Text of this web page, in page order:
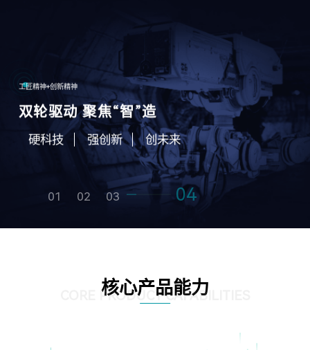
工匠精神+创新精神
双轮驱动 聚焦“智”造
硬科技 强创新 创未来
01 02 03 04
核心产品能力
CORE PRODUCT CAPABILITIES